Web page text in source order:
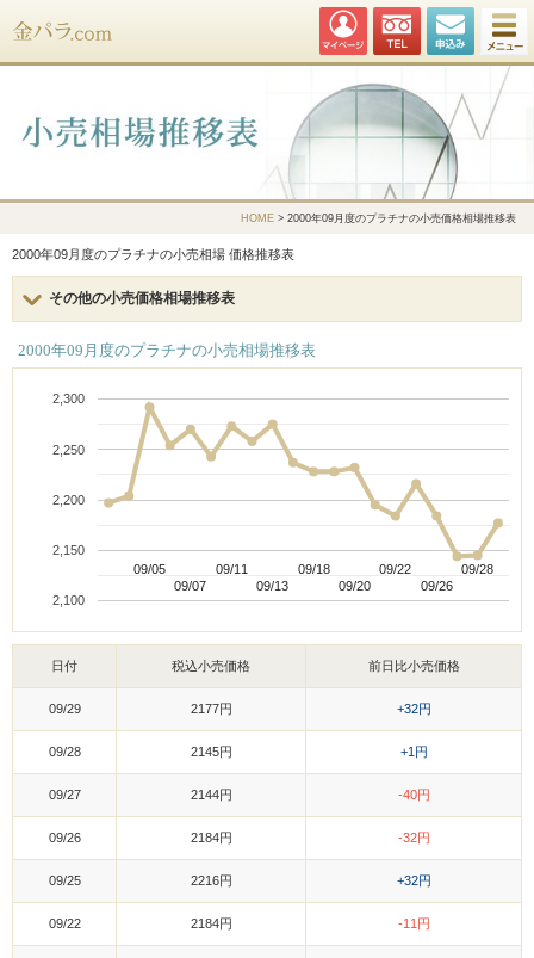
HOME > 2000年09月度のプラチナの小売価格相場推移表
2000年09月度のプラチナの小売相場 価格推移表
その他の小売価格相場推移表
2000年09月度のプラチナの小売相場推移表
09/05
09/05
09/07
09/07
09/11
09/11
09/13
09/13
09/18
09/18
09/20
09/20
09/22
09/22
09/26
09/26
09/28
09/28
2,100
2,150
2,200
2,250
2,300
日付 税込小売価格 前日比小売価格
09/29 2177円 +32円
09/28 2145円 +1円
09/27 2144円 -40円
09/26 2184円 -32円
09/25 2216円 +32円
09/22 2184円 -11円